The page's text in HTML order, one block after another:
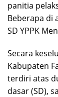
panitia
Beberapa di
SD YPPK
Secara
Kabupaten
terdiri atas
dasar (SD),